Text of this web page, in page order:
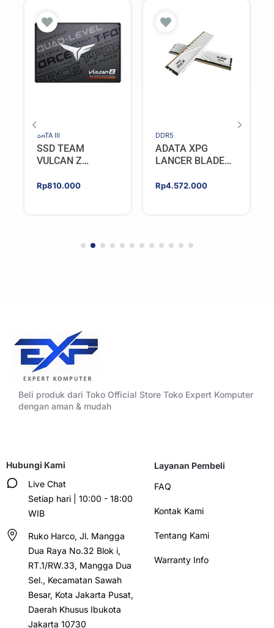
SATA III
SSD TEAM
VULCAN Z
SATA III [QLC]
Rp810.000
DDR5
ADATA XPG
LANCER BLADE
(2X8GB) 5600MHz
Rp4.572.000
Beli produk dari Toko Official Store Toko Expert Komputer
dengan aman & mudah
Hubungi Kami
Live Chat
Setiap hari | 10:00 - 18:00
WIB
Ruko Harco, Jl. Mangga
Dua Raya No.32 Blok i,
RT.1/RW.33, Mangga Dua
Sel., Kecamatan Sawah
Besar, Kota Jakarta Pusat,
Daerah Khusus Ibukota
Jakarta 10730
Layanan Pembeli
FAQ
Kontak Kami
Tentang Kami
Warranty Info